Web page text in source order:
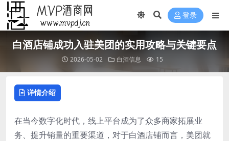
登录
白酒店铺成功入驻美团的实用攻略与关键要点
2026-05-02 白酒信息 15
详情介绍
在当今数字化时代，线上平台成为了众多商家拓展业
务、提升销量的重要渠道，对于白酒店铺而言，美团就